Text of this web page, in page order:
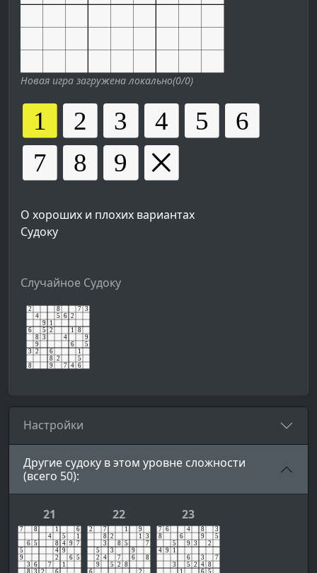
Новая игра загружена локально(0/0)
О хороших и плохих вариантах
Судоку
Случайное Судоку
Настройки
Другие судоку в этом уровне сложности
(всего 50):
21 22 23